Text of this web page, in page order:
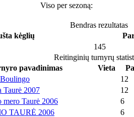
Viso per sezoną:
Bendras rezultatas
kėglių
145
Reitinginių turnyrų
pavadinimas Vieta
12
2007
12
mero Taurė 2006
6
TAURĖ 2006
6